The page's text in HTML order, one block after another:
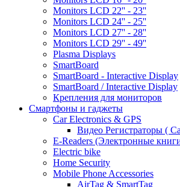
Monitors LCD 22'' - 23''
Monitors LCD 24'' - 25''
Monitors LCD 27'' - 28''
Monitors LCD 29'' - 49''
Plasma Displays
SmartBoard
SmartBoard - Interactive Display
SmartBoard / Interactive Display
Крепления для мониторов
Смартфоны и гаджеты
Car Electronics & GPS
Видео Регистраторы (
E-Readers (Электронные
Electric bike
Home Security
Mobile Phone Accessories
AirTag & SmartTag